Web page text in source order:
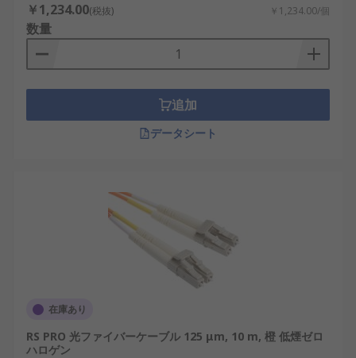
￥1,234.00(税抜) ￥1,234.00/個
数量
追加
データシート
在庫あり
RS PRO 光ファイバーケーブル 125 μm, 10 m, 橙 低煙ゼロ
ハロゲン